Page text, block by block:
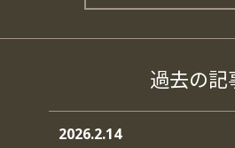
過去の記
2026.2.14